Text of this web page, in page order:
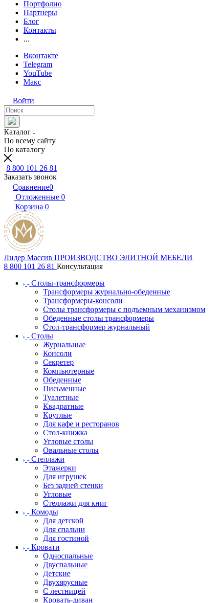
Портфолио
Партнеры
Блог
Контакты
...
Вконтакте
Telegram
YouTube
Макс
Войти
Каталог
По всему сайту
По каталогу
8 800 101 26 81
Заказать звонок
Сравнение0
Отложенные 0
Корзина 0
Лидер Массив ПРОИЗВОДСТВО ЭЛИТНОЙ МЕБЕЛИ
8 800 101 26 81 Консультация
Столы-трансформеры
Трансформеры журнально-обеденные
Трансформеры-консоли
Столы трансформеры с подъемным механизмом
Обеденные столы трансформеры
Стол-трансформер журнальный
Столы
Журнальные
Консоли
Секретер
Компьютерные
Обеденные
Письменные
Туалетные
Квадратные
Круглые
Для кафе и ресторанов
Стол-книжка
Угловые столы
Овальные столы
Стеллажи
Этажерки
Для игрушек
Без задней стенки
Угловые
Стеллажи для книг
Комоды
Для детской
Для спальни
Для гостиной
Кровати
Односпальные
Двуспальные
Детские
Двухярусные
С лестницей
Кровать-диван